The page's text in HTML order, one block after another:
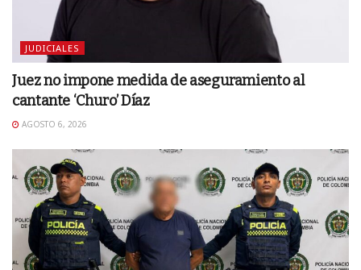
JUDICIALES
Juez no impone medida de aseguramiento al
cantante ‘Churo’ Díaz
AGOSTO 6, 2026